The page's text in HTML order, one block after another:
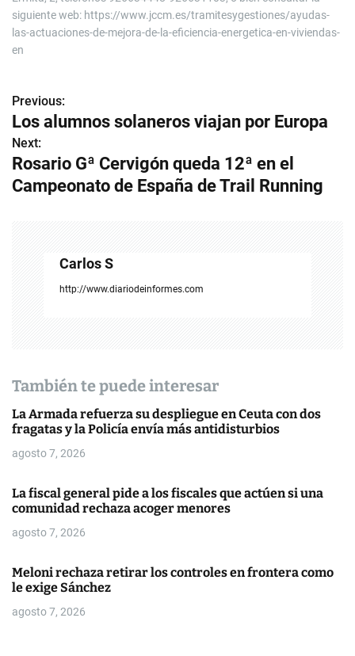
siguiente web: https://www.jccm.es/tramitesygestiones/ayudas-
las-actuaciones-de-mejora-de-la-eficiencia-energetica-en-viviendas-
en
N
a
v
e
n
d
e
e
n
t
a
d
Previous:
Los alumnos solaneros viajan por Europa
Next:
Rosario Gª Cervigón queda 12ª en el
Campeonato de España de Trail Running
Carlos S
http://www.diariodeinformes.com
También te puede interesar
La Armada refuerza su despliegue en Ceuta con dos
fragatas y la Policía envía más antidisturbios
agosto 7, 2026
La fiscal general pide a los fiscales que actúen si una
comunidad rechaza acoger menores
agosto 7, 2026
Meloni rechaza retirar los controles en frontera como
le exige Sánchez
agosto 7, 2026